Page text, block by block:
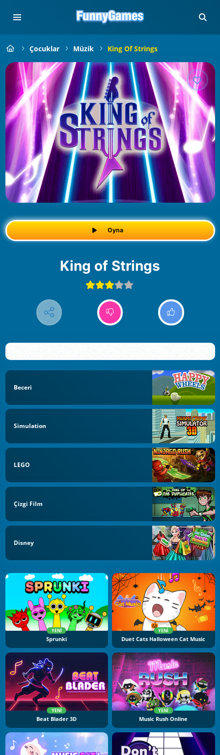
Çocuklar Müzik King Of Strings
Oyna
King of Strings
Beceri
Simulation
LEGO
Çizgi Film
Disney
YENI
Sprunki
YENI
Duet Cats Halloween Cat Music
YENI
Beat Blader 3D
YENI
Music Rush Online